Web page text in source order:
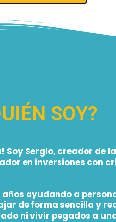
SOY?
Soy Sergio, creador de
en inversiones con
años ayudando a
de forma sencilla y
ni vivir pegados a